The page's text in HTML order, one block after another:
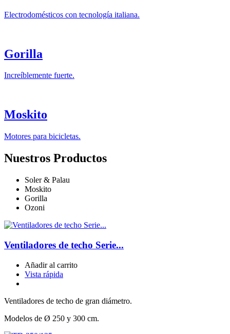
Electrodomésticos con tecnología italiana.
Gorilla
Increíblemente fuerte.
Moskito
Motores para bicicletas.
Nuestros Productos
Soler & Palau
Moskito
Gorilla
Ozoni
Ventiladores de techo Serie...
Añadir al carrito
Vista rápida
Ventiladores de techo de gran diámetro.
Modelos de Ø 250 y 300 cm.